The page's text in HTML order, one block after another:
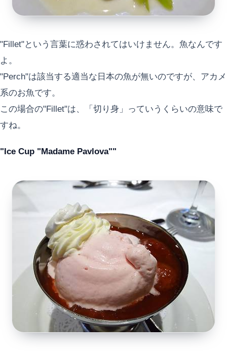
"Fillet"という言葉に惑わされてはいけません。魚なんです
よ。
"Perch"は該当する適当な日本の魚が無いのですが、アカメ
系のお魚です。
この場合の"Fillet"は、「切り身」っていうくらいの意味で
すね。
"Ice Cup "Madame Pavlova""